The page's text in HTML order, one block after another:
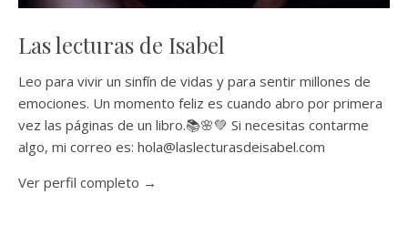
Las lecturas de Isabel
Leo para vivir un sinfín de vidas y para sentir millones de
emociones. Un momento feliz es cuando abro por primera
vez las páginas de un libro.📚🌸💚 Si necesitas contarme
algo, mi correo es: hola@laslecturasdeisabel.com
Ver perfil completo →